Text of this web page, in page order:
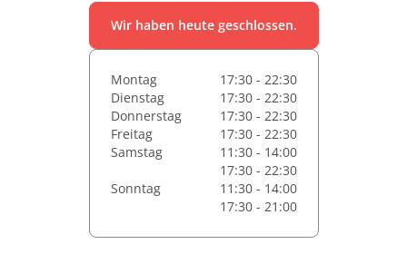
Wir haben heute geschlossen.
Montag
17:30 - 22:30
Dienstag
17:30 - 22:30
Donnerstag
17:30 - 22:30
Freitag
17:30 - 22:30
Samstag
11:30 - 14:00
17:30 - 22:30
Sonntag
11:30 - 14:00
17:30 - 21:00